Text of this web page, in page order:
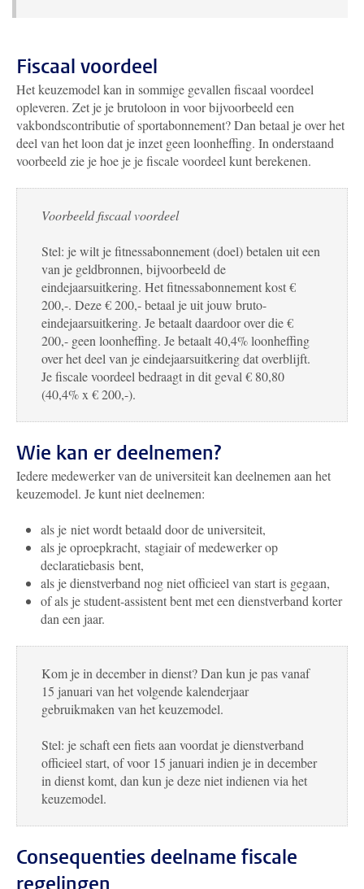
Fiscaal voordeel
Het keuzemodel kan in sommige gevallen fiscaal voordeel
opleveren. Zet je je brutoloon in voor bijvoorbeeld een
vakbondscontributie of sportabonnement? Dan betaal je over het
deel van het loon dat je inzet geen loonheffing. In onderstaand
voorbeeld zie je hoe je je fiscale voordeel kunt berekenen.
Voorbeeld fiscaal voordeel
Stel: je wilt je fitnessabonnement (doel) betalen uit een
van je geldbronnen, bijvoorbeeld de
eindejaarsuitkering. Het fitnessabonnement kost €
200,-. Deze € 200,- betaal je uit jouw bruto-
eindejaarsuitkering. Je betaalt daardoor over die €
200,- geen loonheffing. Je betaalt 40,4% loonheffing
over het deel van je eindejaarsuitkering dat overblijft.
Je fiscale voordeel bedraagt in dit geval € 80,80
(40,4% x € 200,-).
Wie kan er deelnemen?
Iedere medewerker van de universiteit kan deelnemen aan het
keuzemodel. Je kunt niet deelnemen:
als je niet wordt betaald door de universiteit,
als je oproepkracht, stagiair of medewerker op
declaratiebasis bent,
als je dienstverband nog niet officieel van start is gegaan,
of als je student-assistent bent met een dienstverband korter
dan een jaar.
Kom je in december in dienst? Dan kun je pas vanaf
15 januari van het volgende kalenderjaar
gebruikmaken van het keuzemodel.
Stel: je schaft een fiets aan voordat je dienstverband
officieel start, of voor 15 januari indien je in december
in dienst komt, dan kun je deze niet indienen via het
keuzemodel.
Consequenties deelname fiscale